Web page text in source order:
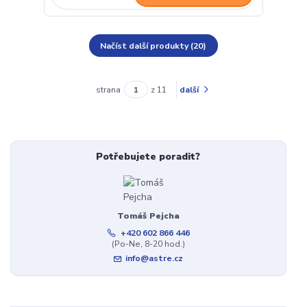
Načíst další produkty (20)
strana z 11 další
Potřebujete poradit?
Tomáš Pejcha
+420 602 866 446
(Po-Ne, 8-20 hod.)
info@astre.cz